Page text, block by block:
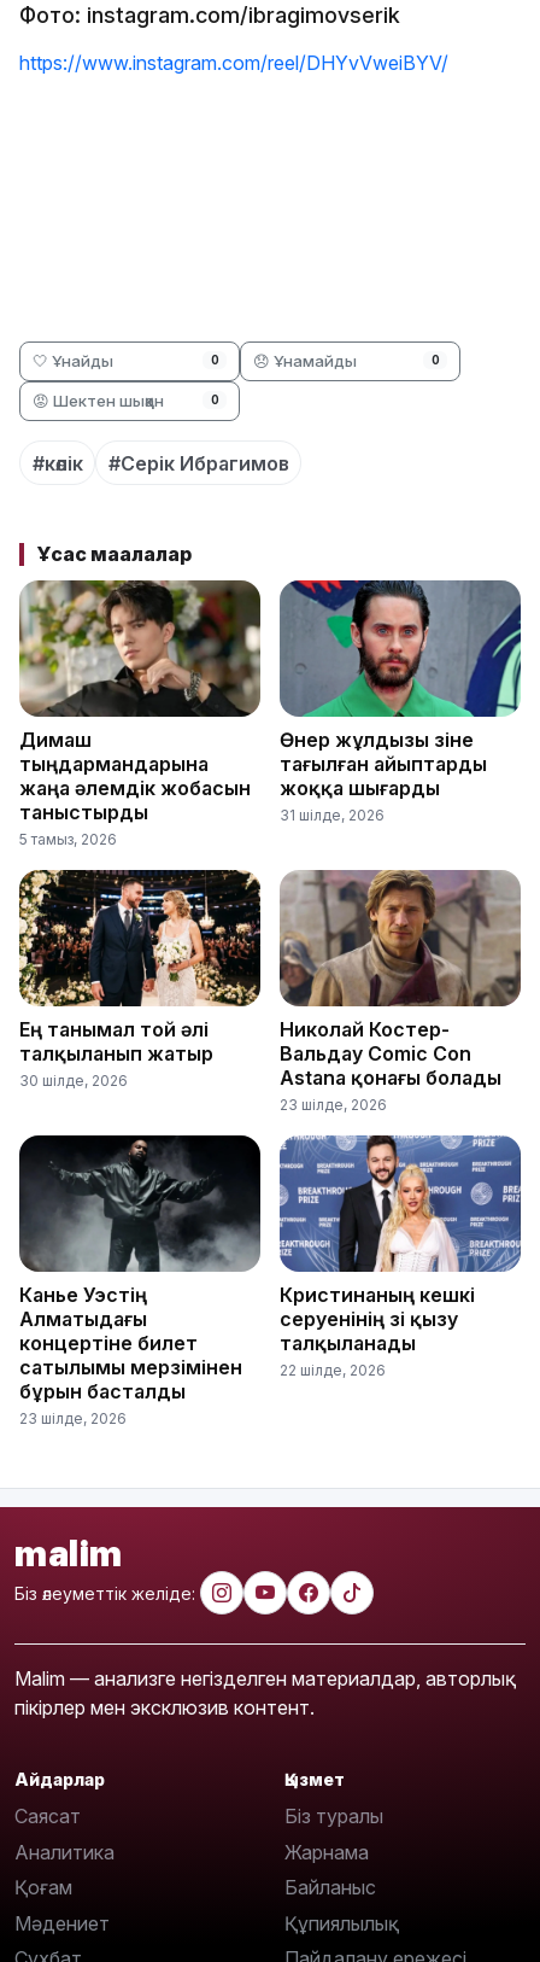
Фото: instagram.com/ibragimovserik
https://www.instagram.com/reel/DHYvVweiBYV/
🤍 Ұнайды 0 😞 Ұнамайды 0
😡 Шектен шыққан 0
#көлік #Серік Ибрагимов
Ұқсас мақалалар
Димаш
тыңдармандарына
жаңа әлемдік жобасын
таныстырды
5 тамыз, 2026
Өнер жұлдызы өзіне
тағылған айыптарды
жоққа шығарды
31 шілде, 2026
Ең танымал той әлі
талқыланып жатыр
30 шілде, 2026
Николай Костер-
Вальдау Comic Con
Astana қонағы болады
23 шілде, 2026
Канье Уэстің
Алматыдағы
концертіне билет
сатылымы мерзімінен
бұрын басталды
23 шілде, 2026
Кристинаның кешкі
серуенінің өзі қызу
талқыланады
22 шілде, 2026
malim
Біз әлеуметтік желіде:
Malim — анализге негізделген материалдар, авторлық
пікірлер мен эксклюзив контент.
Айдарлар
Саясат
Аналитика
Қоғам
Мәдениет
Қызмет
Біз туралы
Жарнама
Байланыс
Құпиялылық